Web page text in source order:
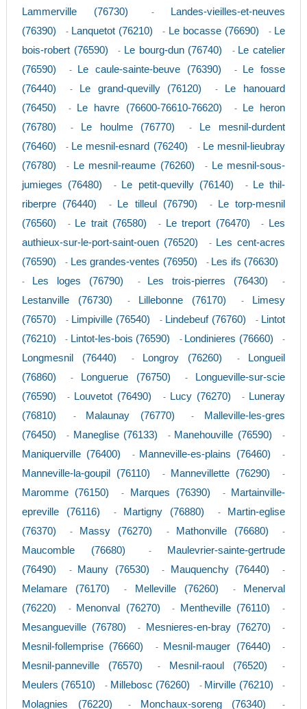
Lammerville (76730) -
Landes-vieilles-et-neuves
(76390)
- Lanquetot (76210) - Le bocasse (76690) - Le
bois-robert (76590)
- Le bourg-dun (76740) - Le catelier
(76590)
- Le caule-sainte-beuve (76390) -
Le fosse
(76440)
- Le grand-quevilly (76120) -
Le hanouard
(76450)
- Le havre (76600-76610-76620) -
Le heron
(76780)
- Le houlme (76770) -
Le mesnil-durdent
(76460)
- Le mesnil-esnard (76240) - Le mesnil-lieubray
(76780)
- Le mesnil-reaume (76260) - Le mesnil-sous-
jumieges (76480)
- Le petit-quevilly (76140) -
Le thil-
riberpre (76440)
- Le tilleul (76790) -
Le torp-mesnil
(76560)
- Le trait (76580) - Le treport (76470) -
Les
authieux-sur-le-port-saint-ouen (76520)
- Les cent-acres
(76590)
- Les grandes-ventes (76950) - Les ifs (76630)
- Les loges (76790) - Les trois-pierres (76430) -
Lestanville (76730) - Lillebonne (76170) -
Limesy
(76570)
- Limpiville (76540) - Lindebeuf (76760) - Lintot
(76210)
- Lintot-les-bois (76590) - Londinieres (76660) -
Longmesnil (76440) - Longroy (76260) -
Longueil
(76860)
- Longuerue (76750) -
Longueville-sur-scie
(76590)
- Louvetot (76490) - Lucy (76270) - Luneray
(76810)
- Malaunay (76770) -
Malleville-les-gres
(76450)
- Maneglise (76133) - Manehouville (76590) -
Maniquerville (76400) - Manneville-es-plains (76460) -
Manneville-la-goupil (76110) - Mannevillette (76290) -
Maromme (76150) - Marques (76390) -
Martainville-
epreville (76116)
- Martigny (76880) -
Martin-eglise
(76370)
- Massy (76270) - Mathonville (76680) -
Maucomble (76680) -
Maulevrier-sainte-gertrude
(76490)
- Mauny (76530) - Mauquenchy (76440) -
Melamare (76170) - Melleville (76260) -
Menerval
(76220)
- Menonval (76270) - Mentheville (76110) -
Mesangueville (76780) - Mesnieres-en-bray (76270) -
Mesnil-follemprise (76660) - Mesnil-mauger (76440) -
Mesnil-panneville (76570) - Mesnil-raoul (76520) -
Meulers (76510) - Millebosc (76260) - Mirville (76210) -
Molagnies (76220) - Monchaux-soreng (76340) -